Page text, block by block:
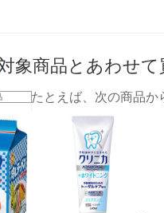
象商品とあわせ
たとえば、次の商品か